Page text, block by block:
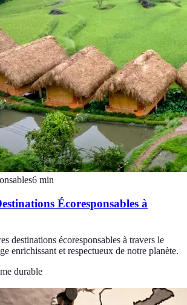
6 min
Écoresponsables à
destinations écoresponsables à travers le
enrichissant et respectueux de notre planète.
durable